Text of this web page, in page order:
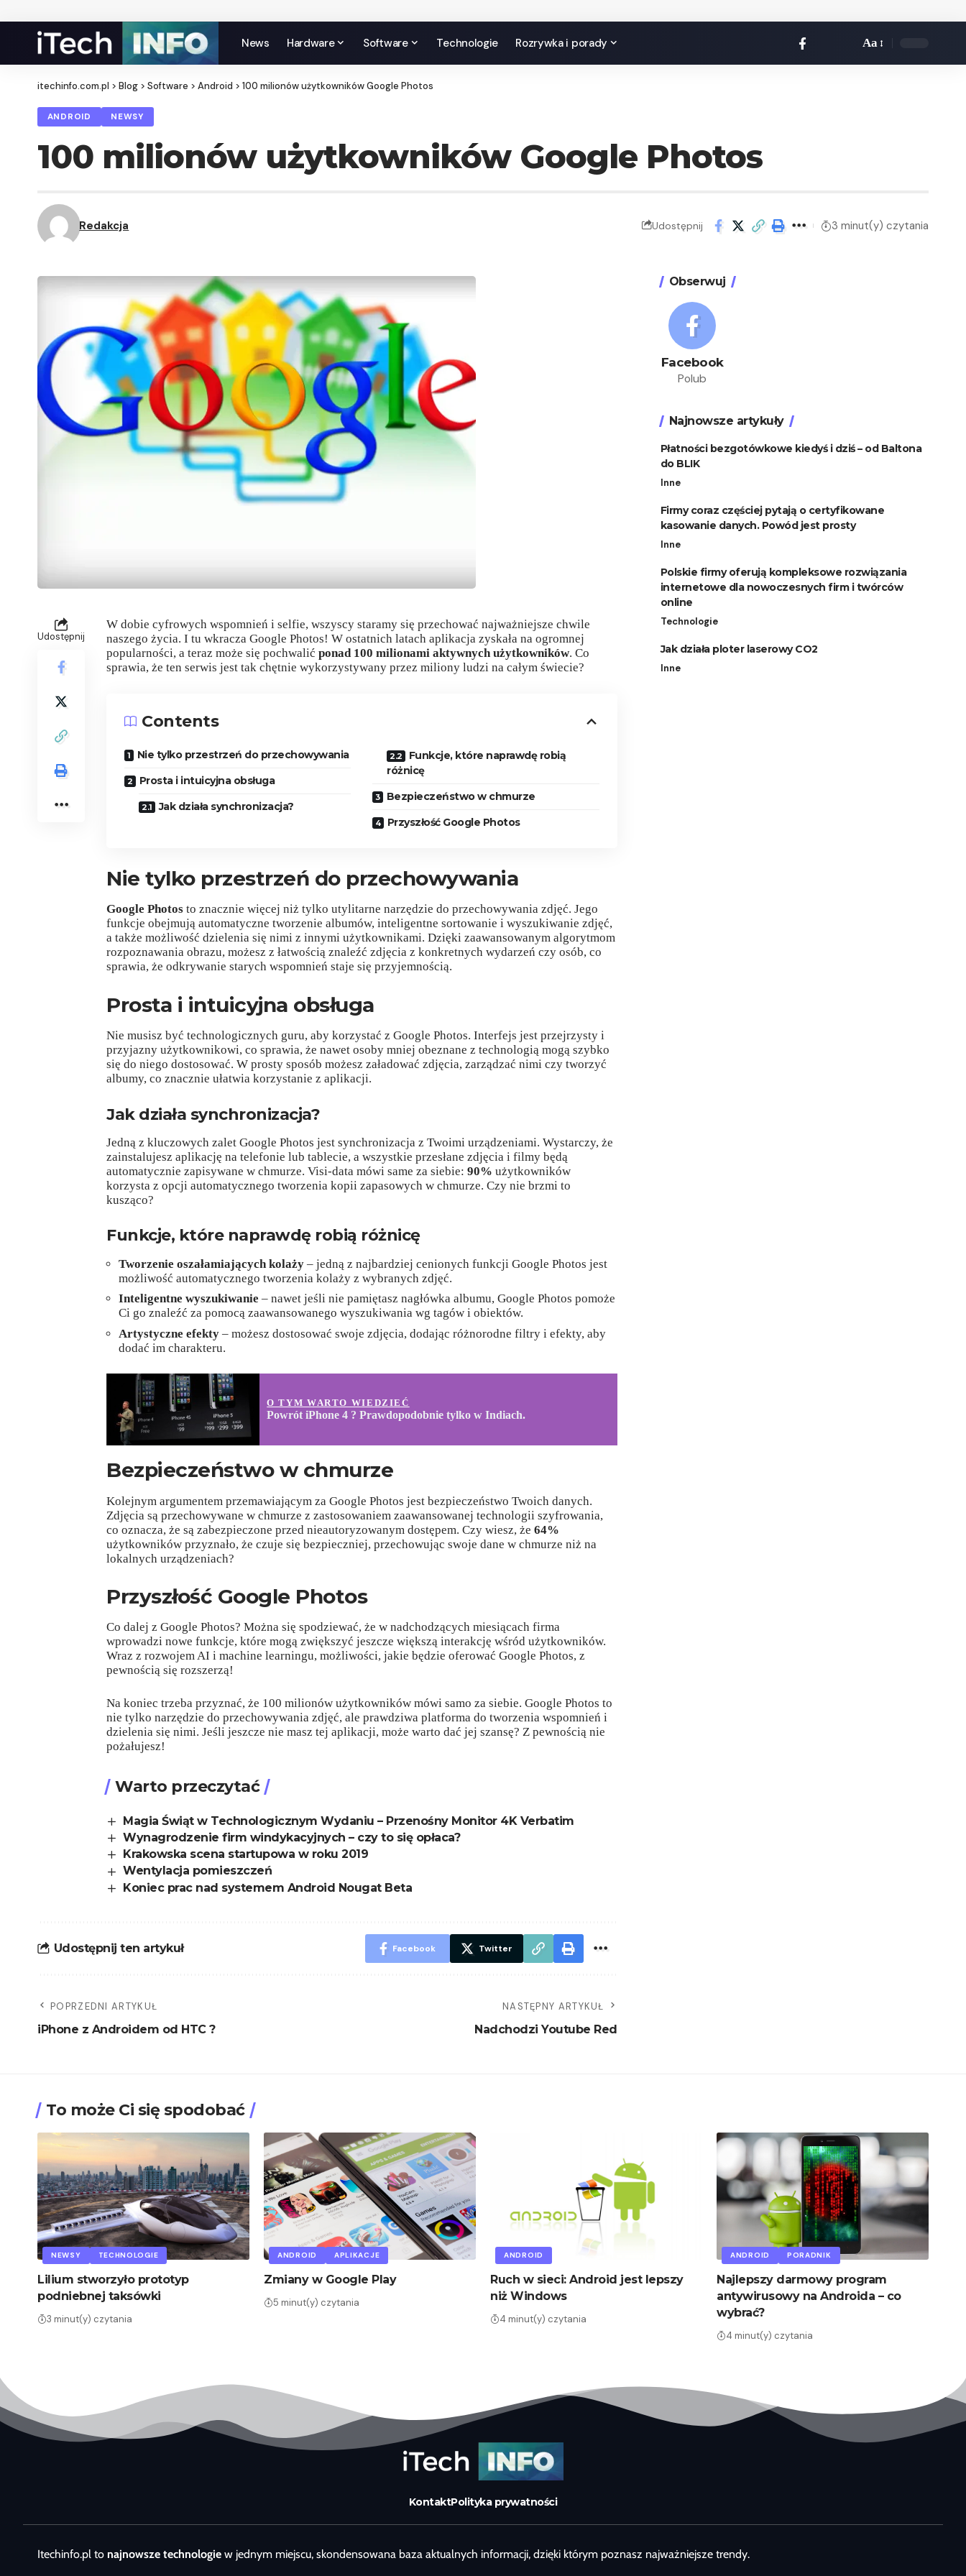
News Hardware Software Technologie Rozrywka i porady Aa
itechinfo.com.pl > Blog > Software > Android > 100 milionów użytkowników Google Photos
ANDROID NEWSY
100 milionów użytkowników Google Photos
Redakcja Udostępnij 3 minut(y) czytania
Udostępnij
W dobie cyfrowych wspomnień i selfie, wszyscy staramy się przechować najważniejsze chwile
naszego życia. I tu wkracza Google Photos! W ostatnich latach aplikacja zyskała na ogromnej
popularności, a teraz może się pochwalić ponad 100 milionami aktywnych użytkowników. Co
sprawia, że ten serwis jest tak chętnie wykorzystywany przez miliony ludzi na całym świecie?
Contents
Nie tylko przestrzeń do przechowywania
Prosta i intuicyjna obsługa
Jak działa synchronizacja?
Funkcje, które naprawdę robią
różnicę
Bezpieczeństwo w chmurze
Przyszłość Google Photos
Nie tylko przestrzeń do przechowywania
Google Photos to znacznie więcej niż tylko utylitarne narzędzie do przechowywania zdjęć. Jego
funkcje obejmują automatyczne tworzenie albumów, inteligentne sortowanie i wyszukiwanie zdjęć,
a także możliwość dzielenia się nimi z innymi użytkownikami. Dzięki zaawansowanym algorytmom
rozpoznawania obrazu, możesz z łatwością znaleźć zdjęcia z konkretnych wydarzeń czy osób, co
sprawia, że odkrywanie starych wspomnień staje się przyjemnością.
Prosta i intuicyjna obsługa
Nie musisz być technologicznych guru, aby korzystać z Google Photos. Interfejs jest przejrzysty i
przyjazny użytkownikowi, co sprawia, że nawet osoby mniej obeznane z technologią mogą szybko
się do niego dostosować. W prosty sposób możesz załadować zdjęcia, zarządzać nimi czy tworzyć
albumy, co znacznie ułatwia korzystanie z aplikacji.
Jak działa synchronizacja?
Jedną z kluczowych zalet Google Photos jest synchronizacja z Twoimi urządzeniami. Wystarczy, że
zainstalujesz aplikację na telefonie lub tablecie, a wszystkie przesłane zdjęcia i filmy będą
automatycznie zapisywane w chmurze. Visi-data mówi same za siebie: 90% użytkowników
korzysta z opcji automatycznego tworzenia kopii zapasowych w chmurze. Czy nie brzmi to
kusząco?
Funkcje, które naprawdę robią różnicę
Tworzenie oszałamiających kolaży – jedną z najbardziej cenionych funkcji Google Photos jest
możliwość automatycznego tworzenia kolaży z wybranych zdjęć.
Inteligentne wyszukiwanie – nawet jeśli nie pamiętasz nagłówka albumu, Google Photos pomoże
Ci go znaleźć za pomocą zaawansowanego wyszukiwania wg tagów i obiektów.
Artystyczne efekty – możesz dostosować swoje zdjęcia, dodając różnorodne filtry i efekty, aby
dodać im charakteru.
O TYM WARTO WIEDZIEĆ
Powrót iPhone 4 ? Prawdopodobnie tylko w Indiach.
Bezpieczeństwo w chmurze
Kolejnym argumentem przemawiającym za Google Photos jest bezpieczeństwo Twoich danych.
Zdjęcia są przechowywane w chmurze z zastosowaniem zaawansowanej technologii szyfrowania,
co oznacza, że są zabezpieczone przed nieautoryzowanym dostępem. Czy wiesz, że 64%
użytkowników przyznało, że czuje się bezpieczniej, przechowując swoje dane w chmurze niż na
lokalnych urządzeniach?
Przyszłość Google Photos
Co dalej z Google Photos? Można się spodziewać, że w nadchodzących miesiącach firma
wprowadzi nowe funkcje, które mogą zwiększyć jeszcze większą interakcję wśród użytkowników.
Wraz z rozwojem AI i machine learningu, możliwości, jakie będzie oferować Google Photos, z
pewnością się rozszerzą!
Na koniec trzeba przyznać, że 100 milionów użytkowników mówi samo za siebie. Google Photos to
nie tylko narzędzie do przechowywania zdjęć, ale prawdziwa platforma do tworzenia wspomnień i
dzielenia się nimi. Jeśli jeszcze nie masz tej aplikacji, może warto dać jej szansę? Z pewnością nie
pożałujesz!
Warto przeczytać
Magia Świąt w Technologicznym Wydaniu – Przenośny Monitor 4K Verbatim
Wynagrodzenie firm windykacyjnych – czy to się opłaca?
Krakowska scena startupowa w roku 2019
Wentylacja pomieszczeń
Koniec prac nad systemem Android Nougat Beta
Udostępnij ten artykuł Facebook Twitter
POPRZEDNI ARTYKUŁ
iPhone z Androidem od HTC ?
NASTĘPNY ARTYKUŁ
Nadchodzi Youtube Red
Obserwuj
Facebook
Polub
Najnowsze artykuły
Płatności bezgotówkowe kiedyś i dziś – od Baltona
do BLIK
Inne
Firmy coraz częściej pytają o certyfikowane
kasowanie danych. Powód jest prosty
Inne
Polskie firmy oferują kompleksowe rozwiązania
internetowe dla nowoczesnych firm i twórców
online
Technologie
Jak działa ploter laserowy CO2
Inne
To może Ci się spodobać
NEWSY TECHNOLOGIE
Lilium stworzyło prototyp
podniebnej taksówki
3 minut(y) czytania
ANDROID APLIKACJE
Zmiany w Google Play
5 minut(y) czytania
ANDROID
Ruch w sieci: Android jest lepszy
niż Windows
4 minut(y) czytania
ANDROID PORADNIK
Najlepszy darmowy program
antywirusowy na Androida – co
wybrać?
4 minut(y) czytania
KontaktPolityka prywatności
Itechinfo.pl to najnowsze technologie w jednym miejscu, skondensowana baza aktualnych informacji, dzięki którym poznasz najważniejsze trendy.